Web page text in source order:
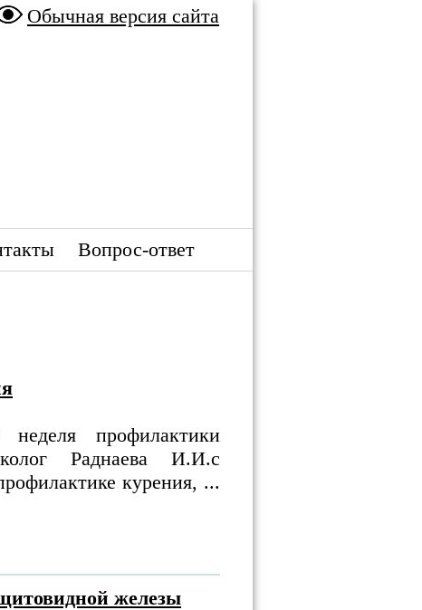
Обычная версия сайта
Вопрос-ответ
профилактики
Раднаева И.И.с
курения, ...
железы